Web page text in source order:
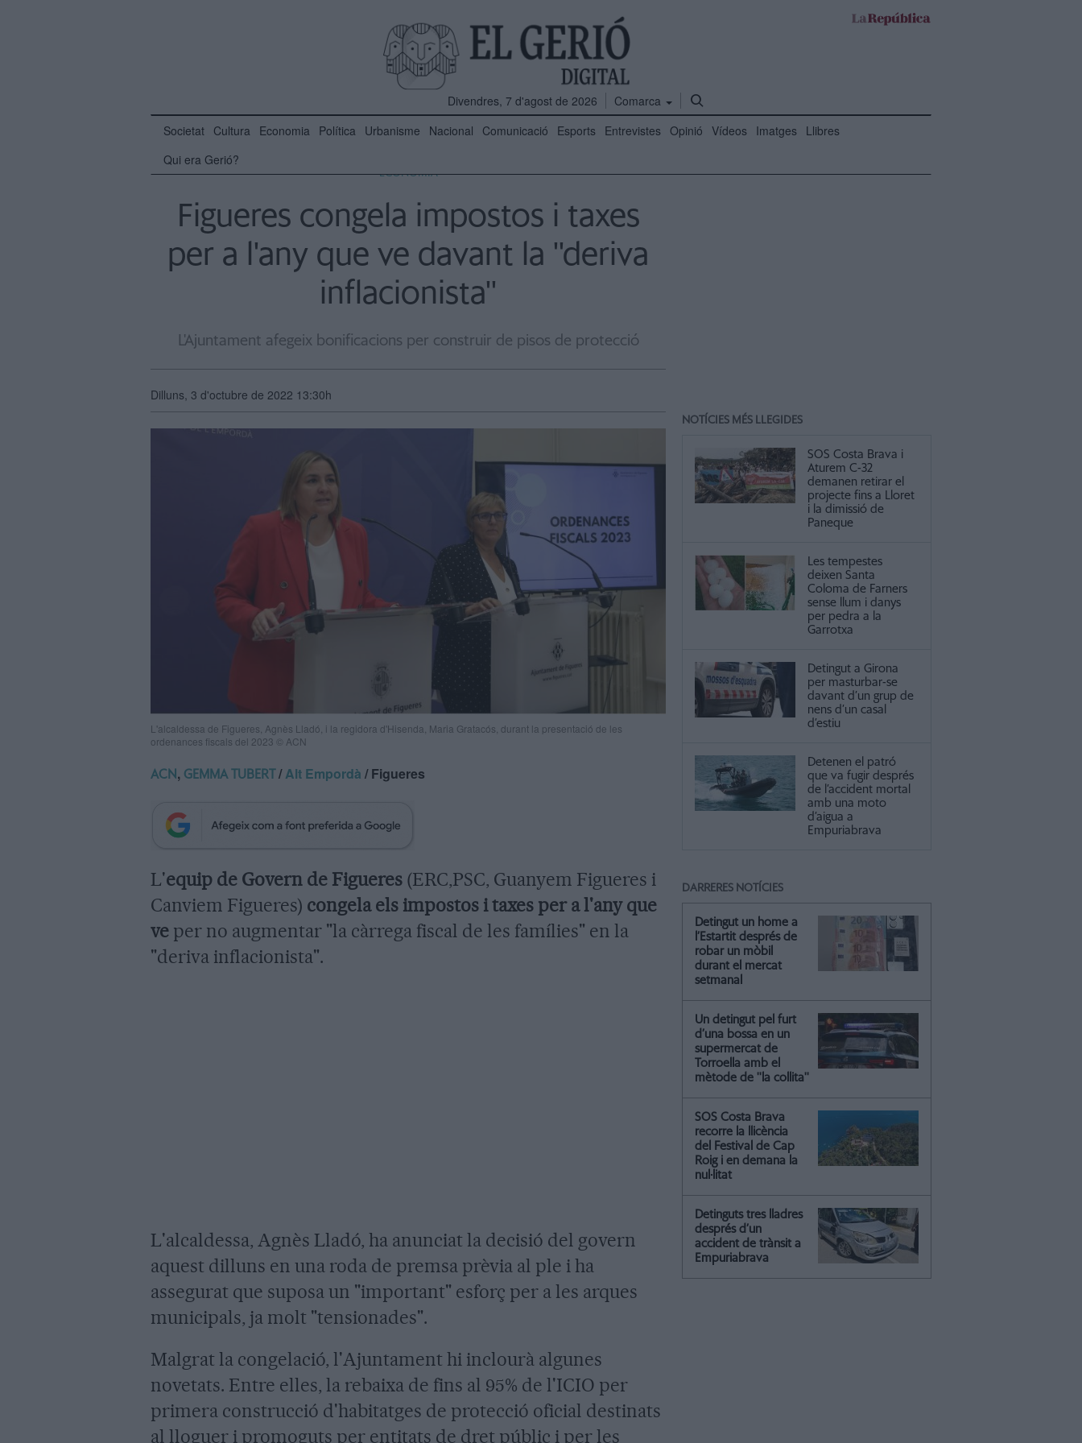
Divendres, 7 d'agost de 2026
Comarca
Societat Cultura Economia Política Urbanisme Nacional Comunicació Esports Entrevistes Opinió Vídeos Imatges Llibres
Qui era Gerió?
ECONOMIA
Figueres congela impostos i taxes
per a l'any que ve davant la ''deriva
inflacionista''
L'Ajuntament afegeix bonificacions per construir de pisos de protecció
Dilluns, 3 d'octubre de 2022 13:30h
L'alcaldessa de Figueres, Agnès Lladó, i la regidora d'Hisenda, Maria Gratacós, durant la presentació de les
ordenances fiscals del 2023 © ACN
ACN , GEMMA TUBERT /Alt Empordà / Figueres
L'equip de Govern de Figueres (ERC,PSC, Guanyem Figueres i
Canviem Figueres) congela els impostos i taxes per a l'any que
ve per no augmentar "la càrrega fiscal de les famílies" en la
"deriva inflacionista".
L'alcaldessa, Agnès Lladó, ha anunciat la decisió del govern
aquest dilluns en una roda de premsa prèvia al ple i ha
assegurat que suposa un "important" esforç per a les arques
municipals, ja molt "tensionades".
Malgrat la congelació, l'Ajuntament hi inclourà algunes
novetats. Entre elles, la rebaixa de fins al 95% de l'ICIO per
primera construcció d'habitatges de protecció oficial destinats
al lloguer i promoguts per entitats de dret públic i per les
NOTÍCIES MÉS LLEGIDES
SOS Costa Brava i
Aturem C-32
demanen retirar el
projecte fins a Lloret
i la dimissió de
Paneque
Les tempestes
deixen Santa
Coloma de Farners
sense llum i danys
per pedra a la
Garrotxa
Detingut a Girona
per masturbar-se
davant d’un grup de
nens d’un casal
d’estiu
Detenen el patró
que va fugir després
de l’accident mortal
amb una moto
d’aigua a
Empuriabrava
DARRERES NOTÍCIES
Detingut un home a
l’Estartit després de
robar un mòbil
durant el mercat
setmanal
Un detingut pel furt
d’una bossa en un
supermercat de
Torroella amb el
mètode de ''la collita''
SOS Costa Brava
recorre la llicència
del Festival de Cap
Roig i en demana la
nul·litat
Detinguts tres lladres
després d’un
accident de trànsit a
Empuriabrava